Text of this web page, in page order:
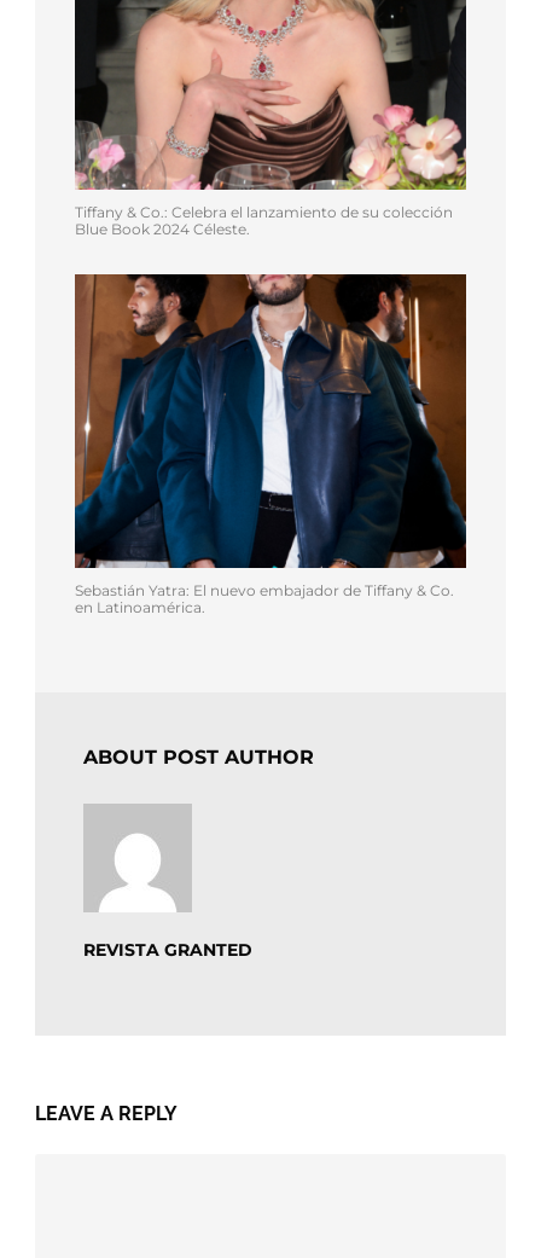
Tiffany & Co.: Celebra el lanzamiento de su colección
Blue Book 2024 Céleste.
Sebastián Yatra: El nuevo embajador de Tiffany & Co.
en Latinoamérica.
ABOUT POST AUTHOR
REVISTA GRANTED
LEAVE A REPLY